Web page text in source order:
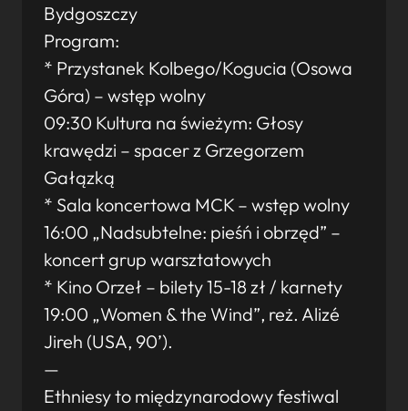
Bydgoszczy
Program:
* Przystanek Kolbego/Kogucia (Osowa
Góra) – wstęp wolny
09:30 Kultura na świeżym: Głosy
krawędzi – spacer z Grzegorzem
Gałązką
* Sala koncertowa MCK – wstęp wolny
16:00 „Nadsubtelne: pieśń i obrzęd” –
koncert grup warsztatowych
* Kino Orzeł – bilety 15-18 zł / karnety
19:00 „Women & the Wind”, reż. Alizé
Jireh (USA, 90’).
—
Ethniesy to międzynarodowy festiwal